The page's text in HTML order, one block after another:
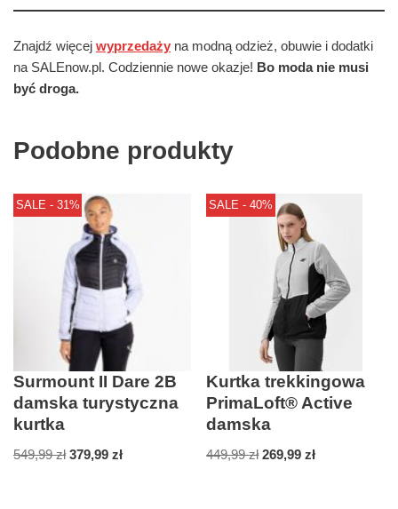
Znajdź więcej wyprzedaży na modną odzież, obuwie i dodatki
na SALEnow.pl. Codziennie nowe okazje! Bo moda nie musi
być droga.
Podobne produkty
SALE - 31%
Surmount II Dare 2B
damska turystyczna
kurtka
549,99zł 379,99 zł
SALE - 40%
Kurtka trekkingowa
PrimaLoft® Active
damska
449,99zł 269,99zł